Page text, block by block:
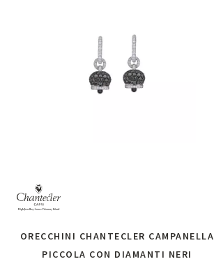
ORECCHINI CHANTECLER CAMPANELLA
PICCOLA CON DIAMANTI NERI